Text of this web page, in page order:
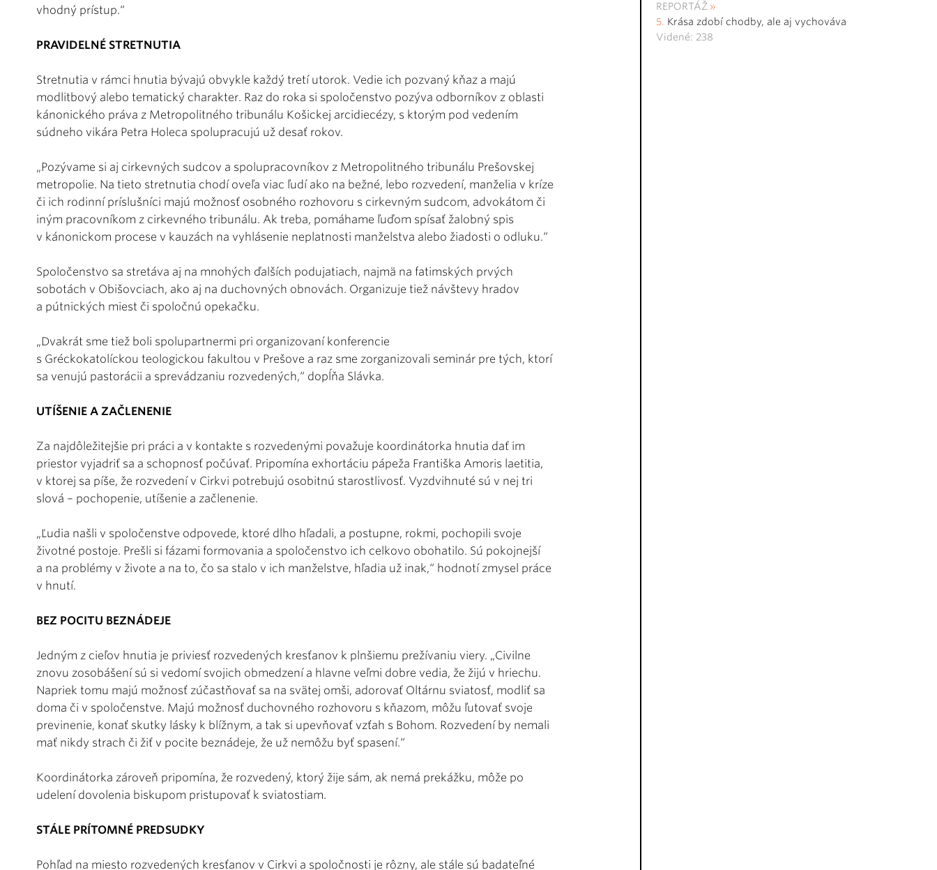
vhodný prístup.“
PRAVIDELNÉ STRETNUTIA
Stretnutia v rámci hnutia bývajú obvykle každý tretí utorok. Vedie ich pozvaný kňaz a majú
modlitbový alebo tematický charakter. Raz do roka si spoločenstvo pozýva odborníkov z oblasti
kánonického práva z Metropolitného tribunálu Košickej arcidiecézy, s ktorým pod vedením
súdneho vikára Petra Holeca spolupracujú už desať rokov.
„Pozývame si aj cirkevných sudcov a spolupracovníkov z Metropolitného tribunálu Prešovskej
metropolie. Na tieto stretnutia chodí oveľa viac ľudí ako na bežné, lebo rozvedení, manželia v kríze
či ich rodinní príslušníci majú možnosť osobného rozhovoru s cirkevným sudcom, advokátom či
iným pracovníkom z cirkevného tribunálu. Ak treba, pomáhame ľuďom spísať žalobný spis
v kánonickom procese v kauzách na vyhlásenie neplatnosti manželstva alebo žiadosti o odluku.“
Spoločenstvo sa stretáva aj na mnohých ďalších podujatiach, najmä na fatimských prvých
sobotách v Obišovciach, ako aj na duchovných obnovách. Organizuje tiež návštevy hradov
a pútnických miest či spoločnú opekačku.
„Dvakrát sme tiež boli spolupartnermi pri organizovaní konferencie
s Gréckokatolíckou teologickou fakultou v Prešove a raz sme zorganizovali seminár pre tých, ktorí
sa venujú pastorácii a sprevádzaniu rozvedených,“ dopĺňa Slávka.
UTÍŠENIE A ZAČLENENIE
Za najdôležitejšie pri práci a v kontakte s rozvedenými považuje koordinátorka hnutia dať im
priestor vyjadriť sa a schopnosť počúvať. Pripomína exhortáciu pápeža Františka Amoris laetitia,
v ktorej sa píše, že rozvedení v Cirkvi potrebujú osobitnú starostlivosť. Vyzdvihnuté sú v nej tri
slová – pochopenie, utíšenie a začlenenie.
„Ľudia našli v spoločenstve odpovede, ktoré dlho hľadali, a postupne, rokmi, pochopili svoje
životné postoje. Prešli si fázami formovania a spoločenstvo ich celkovo obohatilo. Sú pokojnejší
a na problémy v živote a na to, čo sa stalo v ich manželstve, hľadia už inak,“ hodnotí zmysel práce
v hnutí.
BEZ POCITU BEZNÁDEJE
Jedným z cieľov hnutia je priviesť rozvedených kresťanov k plnšiemu prežívaniu viery. „Civilne
znovu zosobášení sú si vedomí svojich obmedzení a hlavne veľmi dobre vedia, že žijú v hriechu.
Napriek tomu majú možnosť zúčastňovať sa na svätej omši, adorovať Oltárnu sviatosť, modliť sa
doma či v spoločenstve. Majú možnosť duchovného rozhovoru s kňazom, môžu ľutovať svoje
previnenie, konať skutky lásky k blížnym, a tak si upevňovať vzťah s Bohom. Rozvedení by nemali
mať nikdy strach či žiť v pocite beznádeje, že už nemôžu byť spasení.“
Koordinátorka zároveň pripomína, že rozvedený, ktorý žije sám, ak nemá prekážku, môže po
udelení dovolenia biskupom pristupovať k sviatostiam.
STÁLE PRÍTOMNÉ PREDSUDKY
Pohľad na miesto rozvedených kresťanov v Cirkvi a spoločnosti je rôzny, ale stále sú badateľné
REPORTÁŽ
Krása zdobí chodby, ale aj vychováva
Videné: 238